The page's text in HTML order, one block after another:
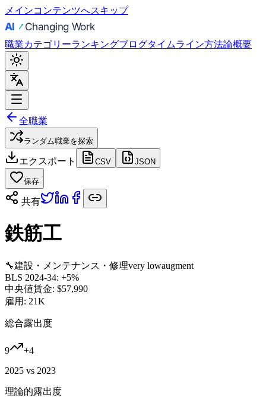
メインコンテンツへスキップ
職業カテゴリーランキングブログタイムライン方法論概要
全職業
ランダム職業を探索
エクスポート CSV JSON
保存
共有
鉄筋工
🔧建設・メンテナンス・修理very lowaugment
BLS 2024-34: +5%
中央値賃金: $57,990
雇用: 21K
総合露出度
9 +4
2025 vs 2023
理論的露出度